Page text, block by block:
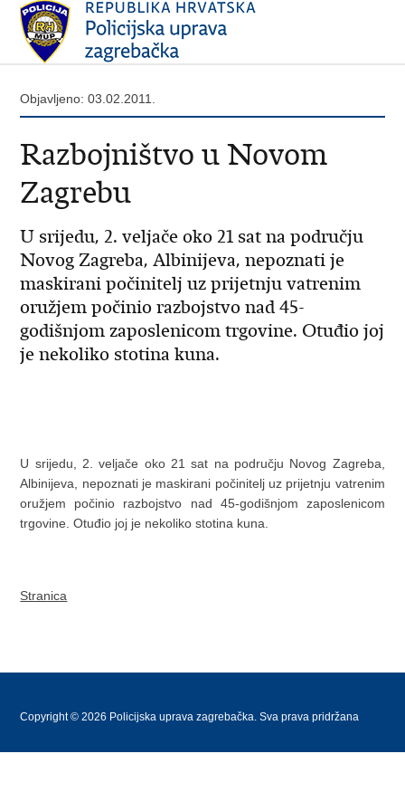
Objavljeno: 03.02.2011.
Razbojništvo u Novom
Zagrebu
U srijedu, 2. veljače oko 21 sat na području
Novog Zagreba, Albinijeva, nepoznati je
maskirani počinitelj uz prijetnju vatrenim
oružjem počinio razbojstvo nad 45-
godišnjom zaposlenicom trgovine. Otuđio joj
je nekoliko stotina kuna.
U srijedu, 2. veljače oko 21 sat na području Novog Zagreba,
Albinijeva, nepoznati je maskirani počinitelj uz prijetnju vatrenim
oružjem počinio razbojstvo nad 45-godišnjom zaposlenicom
trgovine. Otuđio joj je nekoliko stotina kuna.
Stranica
Copyright © 2026 Policijska uprava zagrebačka. Sva prava pridržana